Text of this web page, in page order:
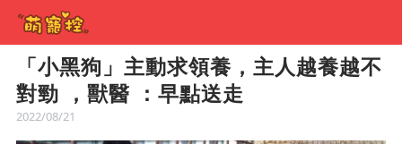
「小黑狗」主動求領養，主人越養越不
對勁 ，獸醫 ：早點送走
2022/08/21